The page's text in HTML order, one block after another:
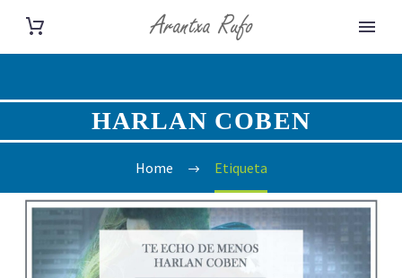
HARLAN COBEN
Home Etiqueta